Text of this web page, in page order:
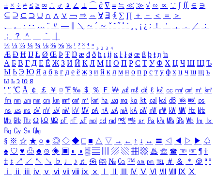
± × ÷ ≠ ≤ ≥ ∞ ∴ ♂ ♀ ∠ ⊥ ⌒ ∂ ∇ ≡ ≒ ≪ ≫ √ ∽ ∝ ∵ ∫ ∬ ∈ ∋
⊆ ⊇ ⊂ ⊃ ∪ ∩ ∧ ∨ ￢ ⇒ ⇔ ∀ ∃ ∮ ∑ ∏ ＋ － ＜ ＝
＞
、
。 · ‥ … ¨ 〃 ― ＼ ∼ ´ ～ ˇ ˘ ˝ ˚ ˙ ¸ ¡ ¿ ː ！ ＇ ， ． ／
：
；
？ ＾ ｀
½ ⅓ ⅔ ¼ ¾ ⅛ ⅜ ⅝ ⅞ ¹ ² ³ ⁴ ⁿ ₁ ₂ ₃ ₄
Æ Ð Ħ Ĳ Ł Ø Œ Þ Ŧ Ŋ æ đ ð ħ ı ĳ ĸ ŀ ł ø œ ß þ ŧ ŋ ŉ
А Б В Г Д Е Ё Ж З И Й К Л М Н О П Р С Т У Ф Х Ц Ч Ш Щ Ъ
Ы Ь Э Ю Я а б в г д е ё ж з и й к л м н о п р с т у ф х ц ч ш щ ъ
ы ь э ю я
′ ″ ℃ Å ￠ ￡ ￥ ¤ ℉ ‰ ＄ ％ Ｆ ￦ ㎕ ㎖ ㎗ ℓ ㎘ ㏄ ㎣ ㎤ ㎥ ㎦
㎙ ㎚ ㎛ ㎜ ㎝ ㎞ ㎟ ㎠ ㎡ ㎢ ㏊ ㎍ ㎎ ㎏ ㏏ ㎈ ㎉ ㏈ ㎧ ㎨ ㎰
㎱ ㎲ ㎳ ㎴ ㎵ ㎶ ㎷ ㎸ ㎹ ㎀ ㎁ ㎂ ㎃ ㎄ ㎺ ㎻ ㎽ ㎾ ㎿ ㎐ ㎑
㎒ ㎓ ㎔ Ω ㏀ ㏁ ㎊ ㎋ ㎌ ㏖ ㏅ ㎭ ㎮ ㎯ ㏛ ㎩ ㎪ ㎫ ㎬ ㏝ ㏐
㏓
㏃ ㏉ ㏜ ㏆
§ ※ ☆ ★ ○ ● ◎ ◇ ◆ □ ■ △ ▽ → ← ↑ ↓ ↔ 〓 ◁ ◀ ▷ ▶ ♤
♠ ♡ ♥ ♧ ♣ ⊙ ◈ ▣ ◐ ◑ ▒ ▤ ▨ ▧ ▦ ▩ ♨ ☏ ☎ ☜ ☞ ¶ †
‡ ↕ ↗ ↙ ↖ ↘ ♭ ♩ ♪ ♬ ㉿ ㈜ № ㏇ ™ ㏂ ㏘ ℡ ＃ ＆ ＊ ＠ ª º
ⅰ
ⅱ ⅲ ⅳ ⅴ ⅵ ⅶ ⅷ ⅸ ⅹ Ⅳ Ⅴ Ⅵ Ⅶ Ⅷ Ⅸ Ⅹ